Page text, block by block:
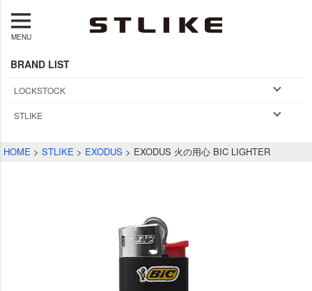
MENU
BRAND LIST
LOCKSTOCK
STLIKE
HOME STLIKE EXODUS EXODUS 火の用心 BIC LIGHTER